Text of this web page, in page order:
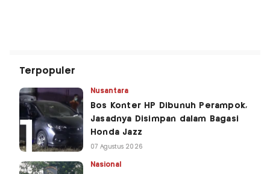
Terpopuler
Nusantara
Bos Konter HP Dibunuh Perampok,
Jasadnya Disimpan dalam Bagasi
Honda Jazz
07 Agustus 2026
Nasional